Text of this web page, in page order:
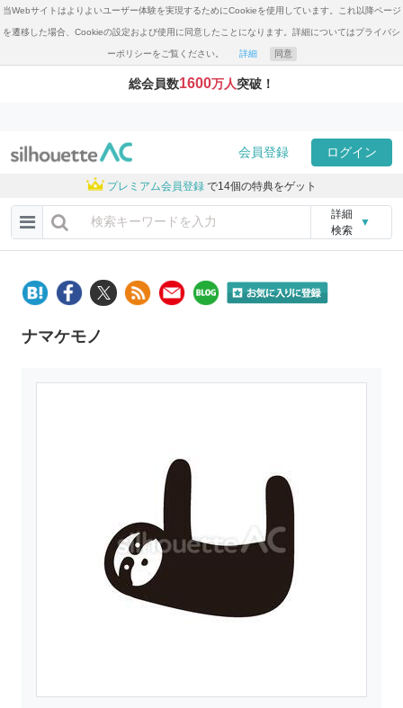
当Webサイトはよりよいユーザー体験を実現するためにCookieを使用しています。これ以降ページ
を遷移した場合、Cookieの設定および使用に同意したことになります。詳細についてはプライバシ
ーポリシーをご覧ください。 詳細 同意
総会員数1600万人突破！
会員登録 ログイン
プレミアム会員登録 で14個の特典をゲット
詳細
検索
▼
ナマケモノ